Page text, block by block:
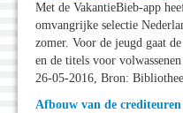
Met de VakantieBieb-app
omvangrijke selectie
zomer. Voor de jeugd gaat
en de titels voor
26-05-2016, Bron:
Afbouw van de